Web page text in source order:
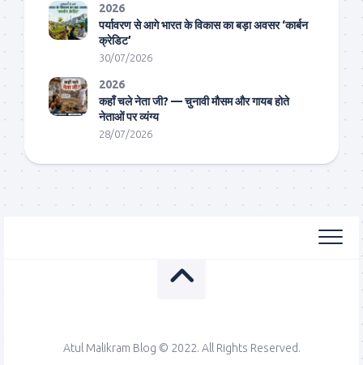
2026
पर्यावरण से आगे भारत के विकास का बड़ा अवसर ‘कार्बन
क्रेडिट’
30/07/2026
2026
कहाँ चले नेता जी? — चुनावी मौसम और गायब होते
नेताओं पर व्यंग्य
28/07/2026
Atul Malikram Blog © 2022. All Rights Reserved.